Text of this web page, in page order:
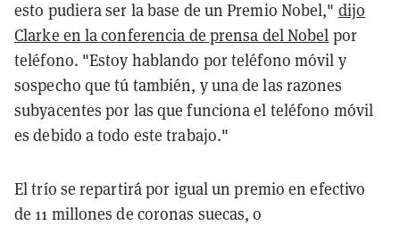
esto pudiera ser la base de un Premio Nobel," dijo
Clarke en la conferencia de prensa del Nobel por
teléfono. "Estoy hablando por teléfono móvil y
sospecho que tú también, y una de las razones
subyacentes por las que funciona el teléfono móvil
es debido a todo este trabajo."
El trío se repartirá por igual un premio en efectivo
de 11 millones de coronas suecas, o